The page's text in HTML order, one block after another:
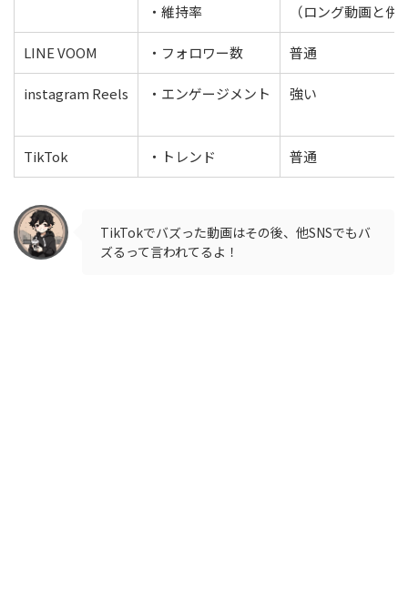
・維持率
（ロング動画と併
LINE VOOM ・フォロワー数 普通
instagram Reels ・エンゲージメント 強い
TikTok ・トレンド 普通
TikTokでバズった動画はその後、他SNSでもバ
ズるって言われてるよ！